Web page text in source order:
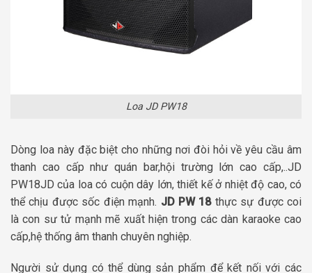
Loa JD PW18
Dòng loa này đặc biệt cho những nơi đòi hỏi về yêu cầu âm
thanh cao cấp như quán bar,hội trường lớn cao cấp,..JD
PW18JD của loa có cuộn dây lớn, thiết kế ở nhiệt độ cao, có
thể chịu được sốc điện mạnh. JD PW 18thực sự được coi
là con sư tử mạnh mẽ xuất hiện trong các dàn karaoke cao
cấp,hệ thống âm thanh chuyên nghiệp.
Người sử dụng có thể dùng sản phẩm để kết nối với các